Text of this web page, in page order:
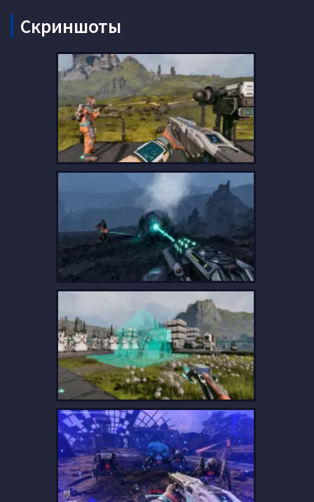
Скриншоты